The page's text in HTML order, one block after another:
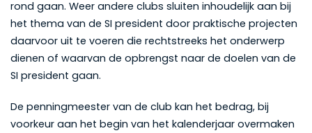
rond gaan. Weer andere clubs sluiten inhoudelijk aan bij
het thema van de SI president door praktische projecten
daarvoor uit te voeren die rechtstreeks het onderwerp
dienen of waarvan de opbrengst naar de doelen van de
SI president gaan.
De penningmeester van de club kan het bedrag, bij
voorkeur aan het begin van het kalenderjaar overmaken